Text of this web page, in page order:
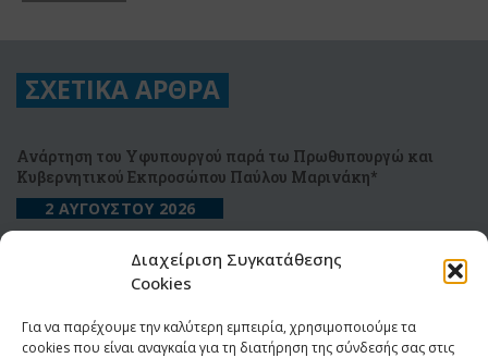
Διαχείριση Συγκατάθεσης
Cookies
Για να παρέχουμε την καλύτερη εμπειρία, χρησιμοποιούμε τα
cookies που είναι αναγκαία για τη διατήρηση της σύνδεσής σας στις
ΣΧΕΤΙΚΑ ΑΡΘΡΑ
Ανάρτηση του Υφυπουργού παρά τω Πρωθυπουργώ και
Κυβερνητικού Εκπροσώπου Παύλου Μαρινάκη*
2 ΑΥΓΟΥΣΤΟΥ 2026
Σημεία συνέντευξης του Υφυπουργού παρά τω
Πρωθυπουργώ και Κυβερνητικού Εκπροσώπου Παύλου
30 ΙΟΥΛΙΟΥ 2026